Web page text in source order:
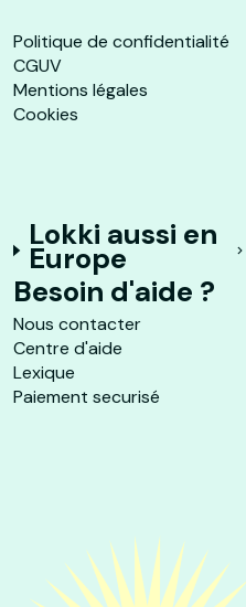
Politique de confidentialité
CGUV
Mentions légales
Cookies
Lokki aussi en
Europe
Besoin d'aide ?
Nous contacter
Centre d'aide
Lexique
Paiement securisé